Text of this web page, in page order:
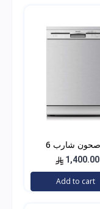
غسالة صحون شارب 6
1,400.00
Add to cart